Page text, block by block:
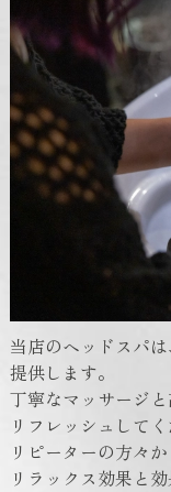
当店のヘッドスパ
提供します。
丁寧なマッサージ
リフレッシュしてく
リピーターの方々
リラックス効果と